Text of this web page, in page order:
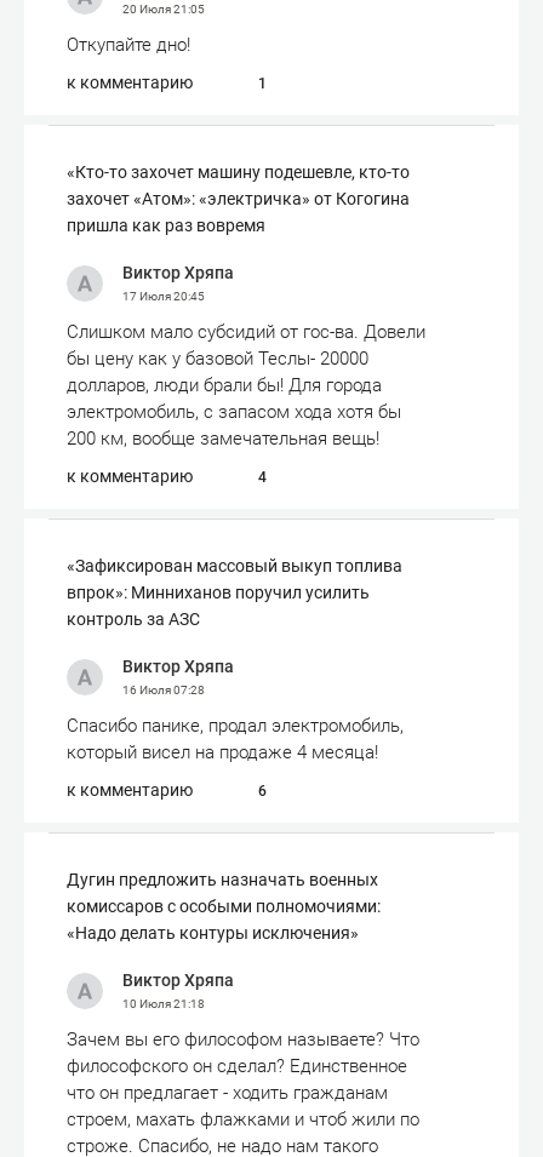
20 Июля21:05
Откупайте дно!
к комментарию 1
«Кто-то захочет машину подешевле, кто-то
захочет «Атом»: «электричка» от Когогина
пришла как раз вовремя
Виктор Хряпа
17 Июля20:45
Слишком мало субсидий от гос-ва. Довели
бы цену как у базовой Теслы- 20000
долларов, люди брали бы! Для города
электромобиль, с запасом хода хотя бы
200 км, вообще замечательная вещь!
к комментарию 4
«Зафиксирован массовый выкуп топлива
впрок»: Минниханов поручил усилить
контроль за АЗС
Виктор Хряпа
16 Июля07:28
Спасибо панике, продал электромобиль,
который висел на продаже 4 месяца!
к комментарию 6
Дугин предложить назначать военных
комиссаров с особыми полномочиями:
«Надо делать контуры исключения»
Виктор Хряпа
10 Июля21:18
Зачем вы его философом называете? Что
философского он сделал? Единственное
что он предлагает - ходить гражданам
строем, махать флажками и чтоб жили по
строже. Спасибо, не надо нам такого